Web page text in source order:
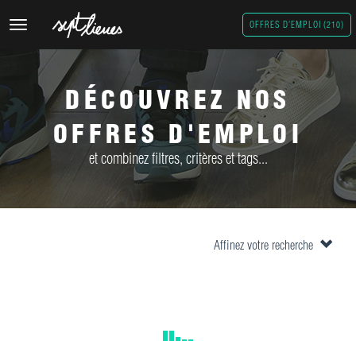
DÉCOUVREZ NOS
OFFRES D'EMPLOI
et combinez filtres, critères et tags...
Toggle
OFFRES D'EMPLOI (210)